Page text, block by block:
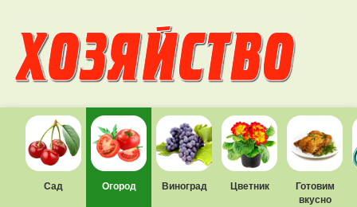
Сад Огород Виноград Цветник
Готовим
вкусно